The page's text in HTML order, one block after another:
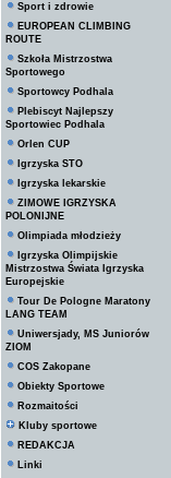
Sport i zdrowie
EUROPEAN CLIMBING
ROUTE
Szkoła Mistrzostwa
Sportowego
Sportowcy Podhala
Plebiscyt Najlepszy
Sportowiec Podhala
Orlen CUP
Igrzyska STO
Igrzyska lekarskie
ZIMOWE IGRZYSKA
POLONIJNE
Olimpiada młodzieży
Igrzyska Olimpijskie
Mistrzostwa Świata Igrzyska
Europejskie
Tour De Pologne Maratony
LANG TEAM
Uniwersjady, MS Juniorów
ZIOM
COS Zakopane
Obiekty Sportowe
Rozmaitości
Kluby sportowe
REDAKCJA
Linki